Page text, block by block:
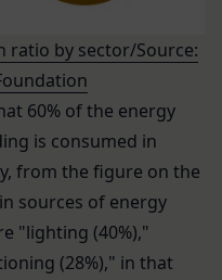
ratio by sector/Source:
60% of the energy
is consumed in
from the figure on the
sources of energy
"lighting (40%),"
(28%)," in that
的にデータを保存さ
とにより当社のサー
客様の行動履歴(ア
参照順序等)や、年
置情報等個人が特定
合わせによっても
することがありま
取得を望まれない場
規定、追加規定又は
します。
が生じた場合には、
く、本規約を変更す
ときは、その効力発
更する旨及び変更後
発生日を、会員に対
に、第11条に定め